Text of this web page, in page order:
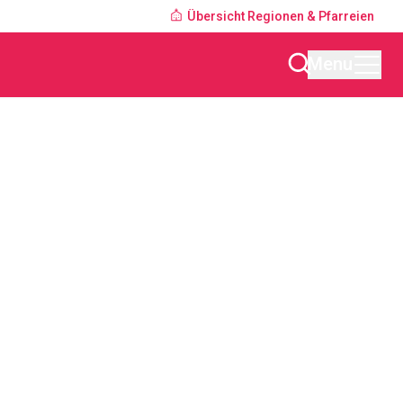
Übersicht Regionen & Pfarreien